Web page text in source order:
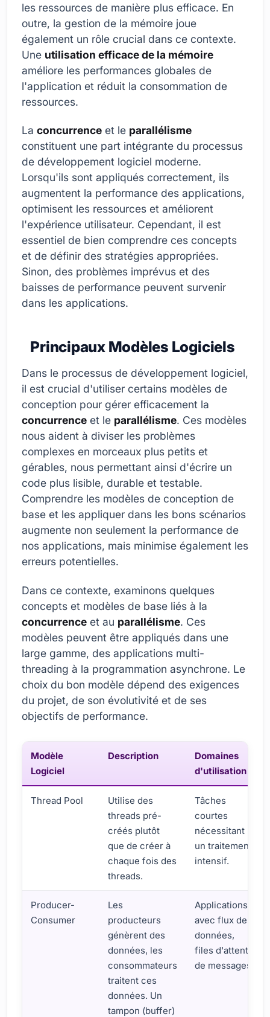
les ressources de manière plus efficace. En
outre, la gestion de la mémoire joue
également un rôle crucial dans ce contexte.
Une utilisation efficace de la mémoire
améliore les performances globales de
l'application et réduit la consommation de
ressources.
La concurrence et le parallélisme
constituent une part intégrante du processus
de développement logiciel moderne.
Lorsqu'ils sont appliqués correctement, ils
augmentent la performance des applications,
optimisent les ressources et améliorent
l'expérience utilisateur. Cependant, il est
essentiel de bien comprendre ces concepts
et de définir des stratégies appropriées.
Sinon, des problèmes imprévus et des
baisses de performance peuvent survenir
dans les applications.
Principaux Modèles Logiciels
Dans le processus de développement logiciel,
il est crucial d'utiliser certains modèles de
conception pour gérer efficacement la
concurrence et le parallélisme. Ces modèles
nous aident à diviser les problèmes
complexes en morceaux plus petits et
gérables, nous permettant ainsi d'écrire un
code plus lisible, durable et testable.
Comprendre les modèles de conception de
base et les appliquer dans les bons scénarios
augmente non seulement la performance de
nos applications, mais minimise également les
erreurs potentielles.
Dans ce contexte, examinons quelques
concepts et modèles de base liés à la
concurrence et au parallélisme. Ces
modèles peuvent être appliqués dans une
large gamme, des applications multi-
threading à la programmation asynchrone. Le
choix du bon modèle dépend des exigences
du projet, de son évolutivité et de ses
objectifs de performance.
Modèle
Logiciel
Description
Domaines
d'utilisation
Thread Pool
Utilise des
threads pré-
créés plutôt
que de créer à
chaque fois des
threads.
Tâches
courtes
nécessitant
un traitement
intensif.
Producer-
Consumer
Les
producteurs
génèrent des
données, les
consommateurs
traitent ces
données. Un
tampon (buffer)
Applications
avec flux de
données,
files d'attente
de messages.